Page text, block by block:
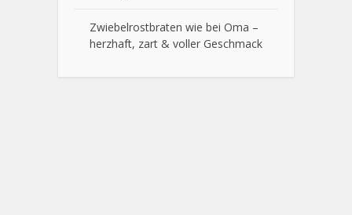
Zwiebelrostbraten wie bei Oma –
herzhaft, zart & voller Geschmack